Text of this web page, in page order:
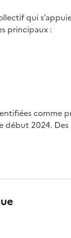
qui
principaux :
comme
début 2024.